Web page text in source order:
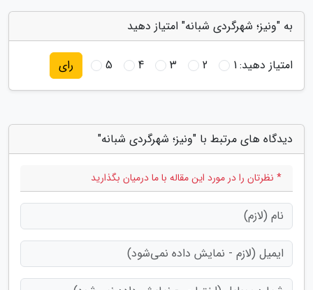
به "ونیز؛ شهرگردی شبانه" امتیاز دهید
امتیاز دهید:1
2
3
4
5 رای
دیدگاه های مرتبط با "ونیز؛ شهرگردی شبانه"
* نظرتان را در مورد این مقاله با ما درمیان بگذارید